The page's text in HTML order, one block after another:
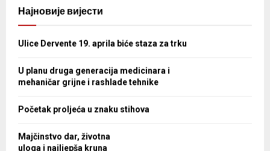
Најновије вијести
Ulice Dervente 19. aprila biće staza za trku
U planu druga generacija medicinara i
mehaničar grijne i rashlade tehnike
Početak proljeća u znaku stihova
Majčinstvo dar, životna
uloga i najljepša kruna